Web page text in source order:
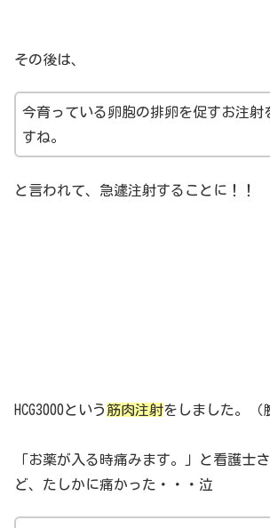
その後は、
今育っている卵胞の排卵を促すお注射
すね。
と言われて、急遽注射することに！！
HCG3000という 筋肉注射をしました。（
「お薬が入る時痛みます。」と看護士
ど、たしかに痛かった・・・泣